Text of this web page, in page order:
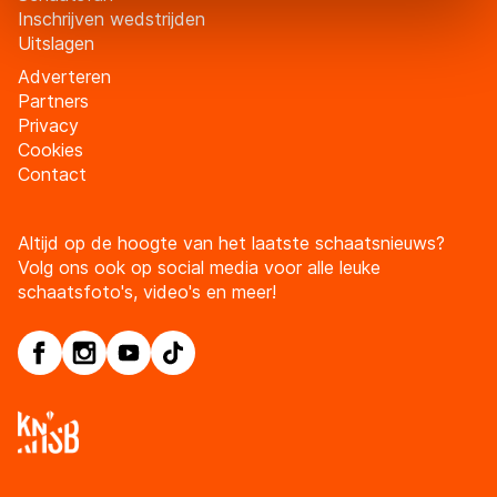
Door op ‘Toestaan’ te klikken, stemt u in met deze
overdracht. Meer informatie vindt u in ons
Inschrijven wedstrijden
Uitslagen
Adverteren
Partners
Privacy
Cookies
Contact
Altijd op de hoogte van het laatste schaatsnieuws?
Volg ons ook op social media voor alle leuke
schaatsfoto's, video's en meer!